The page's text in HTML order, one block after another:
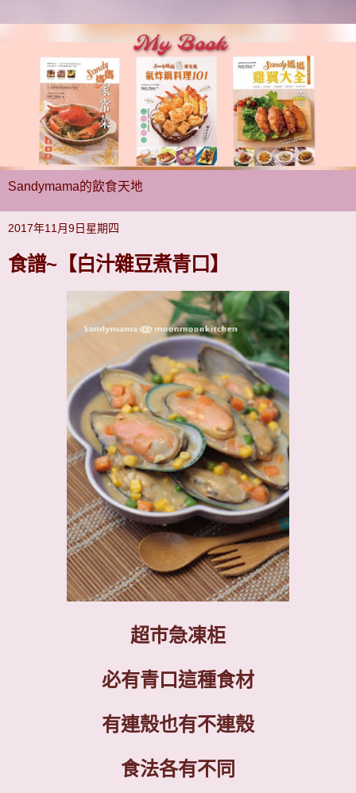
Sandymama的飲食天地
2017年11月9日星期四
食譜~【白汁雜豆煮青口】
超巿急凍柜
必有青口這種食材
有連殼也有不連殼
食法各有不同